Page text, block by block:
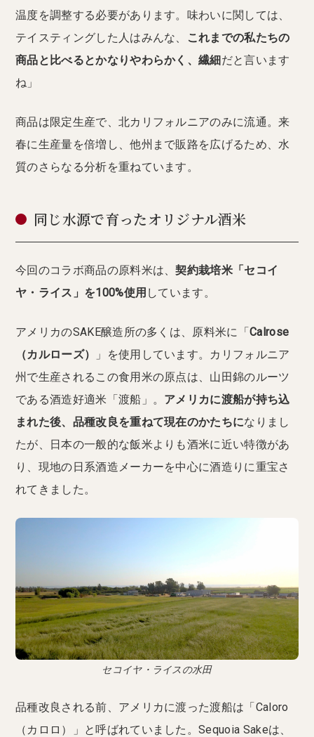
温度を調整する必要があります。味わいに関しては、
テイスティングした人はみんな、
これまでの私たちの
商品と比べるとかなりやわらかく、繊細だと言います
ね」
商品は限定生産で、北カリフォルニアのみに流通。来
春に生産量を倍増し、他州まで販路を広げるため、水
質のさらなる分析を重ねています。
同じ水源で育ったオリジナル酒米
今回のコラボ商品の原料米は、契約栽培米「セコイ
ヤ・ライス」を100%使用 しています。
アメリカのSAKE醸造所の多くは、原料米に「Calrose
（カルローズ）
」を使用しています。カリフォルニア
州で生産されるこの食用米の原点は、山田錦のルーツ
である酒造好適米「渡船」。 アメリカに渡船が持ち込
まれた後、品種改良を重ねて現在のかたちになりまし
たが、日本の一般的な飯米よりも酒米に近い特徴があ
り、現地の日系酒造メーカーを中心に酒造りに重宝さ
れてきました。
セコイヤ・ライスの水田
品種改良される前、アメリカに渡った渡船は「Caloro
（カロロ）」と呼ばれていました。Sequoia Sakeは、